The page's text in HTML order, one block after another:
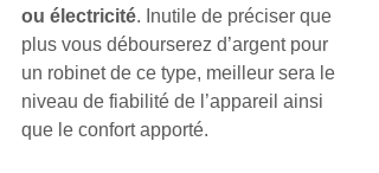
ou électricité. Inutile de préciser que
plus vous débourserez d’argent pour
un robinet de ce type, meilleur sera le
niveau de fiabilité de l’appareil ainsi
que le confort apporté.